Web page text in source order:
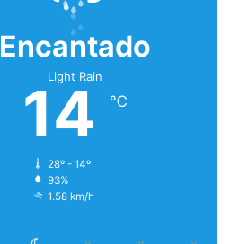
Encantado
Light Rain
14 ℃
28º - 14º
93%
1.58 km/h